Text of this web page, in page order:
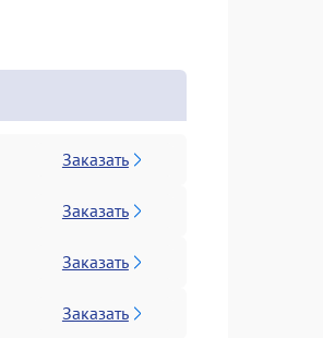
Заказать
Заказать
Заказать
Заказать